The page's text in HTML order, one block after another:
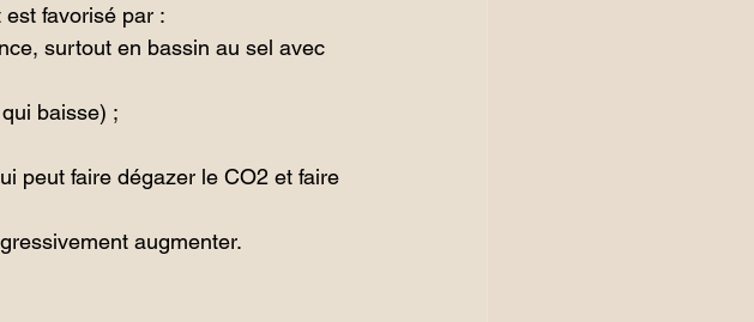
est favorisé par :
surtout en bassin au sel avec
baisse) ;
peut faire dégazer le CO2 et faire
augmenter.